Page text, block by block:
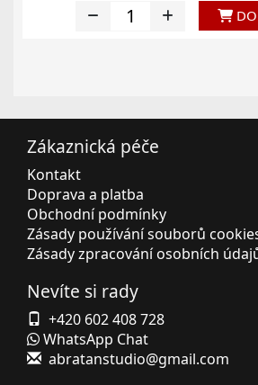
DO
Zákaznická péče
Kontakt
Doprava a platba
Obchodní podmínky
Zásady používání souborů
Zásady zpracování osobních
Nevíte si rady
+420 602 408 728
WhatsApp Chat
abratanstudio@gmail.com